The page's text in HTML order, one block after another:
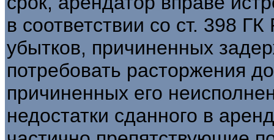
в соответствии со ст. 398
убытков, причиненных
потребовать расторжения
причиненных его
недостатки сданного в